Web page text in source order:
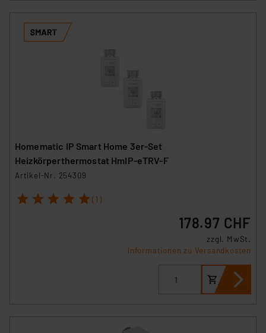
Homematic IP Smart Home 3er-Set
Heizkörperthermostat HmIP-eTRV-F
Artikel-Nr. 254309
1 2 3 4 5 (1)
178.97 CHF
zzgl. MwSt.
Informationen zu Versandkosten